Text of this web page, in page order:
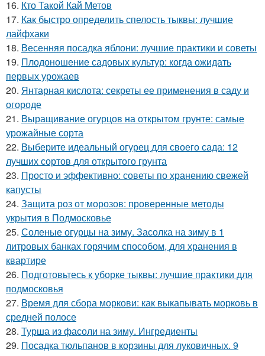
16. Кто Такой Кай Метов
17. Как быстро определить спелость тыквы: лучшие
лайфхаки
18. Весенняя посадка яблони: лучшие практики и советы
19. Плодоношение садовых культур: когда ожидать
первых урожаев
20. Янтарная кислота: секреты ее применения в саду и
огороде
21. Выращивание огурцов на открытом грунте: самые
урожайные сорта
22. Выберите идеальный огурец для своего сада: 12
лучших сортов для открытого грунта
23. Просто и эффективно: советы по хранению свежей
капусты
24. Защита роз от морозов: проверенные методы
укрытия в Подмосковье
25. Соленые огурцы на зиму. Засолка на зиму в 1
литровых банках горячим способом, для хранения в
квартире
26. Подготовьтесь к уборке тыквы: лучшие практики для
подмосковья
27. Время для сбора моркови: как выкапывать морковь в
средней полосе
28. Турша из фасоли на зиму. Ингредиенты
29. Посадка тюльпанов в корзины для луковичных. 9